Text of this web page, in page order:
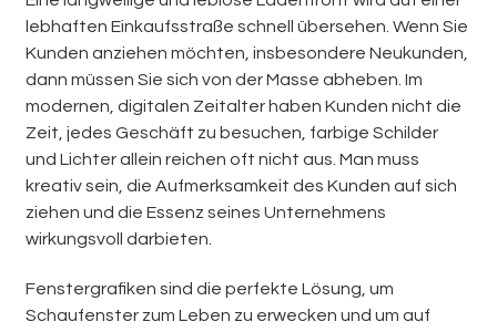
lebhaften Einkaufsstraße schnell übersehen. Wenn Sie
Kunden anziehen möchten, insbesondere Neukunden,
dann müssen Sie sich von der Masse abheben. Im
modernen, digitalen Zeitalter haben Kunden nicht die
Zeit, jedes Geschäft zu besuchen, farbige Schilder
und Lichter allein reichen oft nicht aus. Man muss
kreativ sein, die Aufmerksamkeit des Kunden auf sich
ziehen und die Essenz seines Unternehmens
wirkungsvoll darbieten.
Fenstergrafiken sind die perfekte Lösung, um
Schaufenster zum Leben zu erwecken und um auf